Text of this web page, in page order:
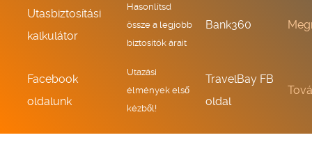
Utasbiztosítási
kalkulátor
Hasonlítsd
össze a legjobb
biztosítók árait
Bank360
Facebook
oldalunk
Utazási
élmények első
kézből!
TravelBay FB
oldal